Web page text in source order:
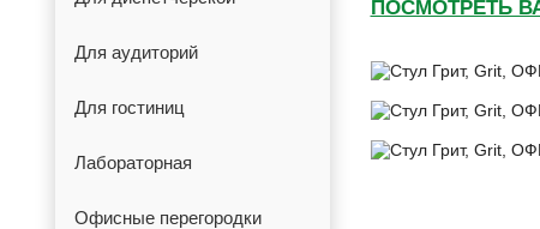
Для аудиторий
Для гостиниц
Лабораторная
Офисные перегородки
ПОСМОТРЕТЬ